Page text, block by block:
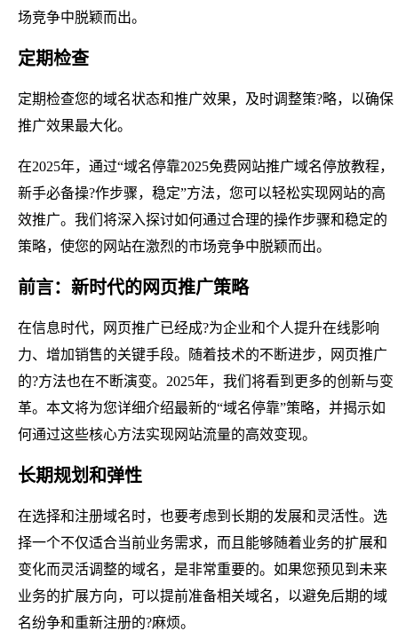
场竞争中脱颖而出。
定期检查
定期检查您的域名状态和推广效果，及时调整策?略，以确保
推广效果最大化。
在2025年，通过“域名停靠2025免费网站推广域名停放教程，
新手必备操?作步骤，稳定”方法，您可以轻松实现网站的高
效推广。我们将深入探讨如何通过合理的操作步骤和稳定的
策略，使您的网站在激烈的市场竞争中脱颖而出。
前言：新时代的网页推广策略
在信息时代，网页推广已经成?为企业和个人提升在线影响
力、增加销售的关键手段。随着技术的不断进步，网页推广
的?方法也在不断演变。2025年，我们将看到更多的创新与变
革。本文将为您详细介绍最新的“域名停靠”策略，并揭示如
何通过这些核心方法实现网站流量的高效变现。
长期规划和弹性
在选择和注册域名时，也要考虑到长期的发展和灵活性。选
择一个不仅适合当前业务需求，而且能够随着业务的扩展和
变化而灵活调整的域名，是非常重要的。如果您预见到未来
业务的扩展方向，可以提前准备相关域名，以避免后期的域
名纷争和重新注册的?麻烦。